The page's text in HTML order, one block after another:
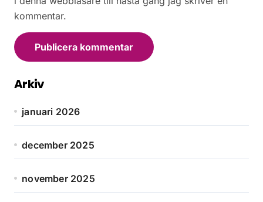
kommentar.
Arkiv
januari 2026
december 2025
november 2025